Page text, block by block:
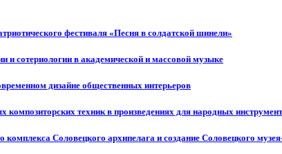
фестиваля «Песня в солдатской шинели»
и сотериологии в академической и массовой музыке
дизайне общественных интерьеров
композиторских техник в произведениях для народных
Соловецкого архипелага и создание Соловецкого